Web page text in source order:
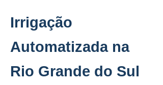
Irrigação
Automatizada na
Rio Grande do Sul